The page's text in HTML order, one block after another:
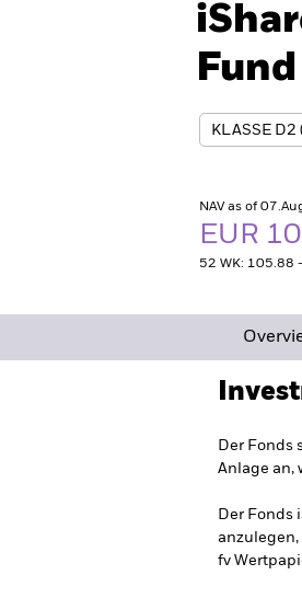
NAV as of
EUR
52 WK: 105.88
Der Fonds
Anlage an,
Der Fonds
fv